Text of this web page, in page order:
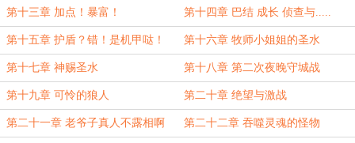
第十三章 加点！暴富！ 第十四章 巴结 成长 侦查与.....
第十五章 护盾？错！是机甲哒！ 第十六章 牧师小姐姐的圣水
第十七章 神赐圣水 第十八章 第二次夜晚守城战
第十九章 可怜的狼人 第二十章 绝望与激战
第二十一章 老爷子真人不露相啊 第二十二章 吞噬灵魂的怪物